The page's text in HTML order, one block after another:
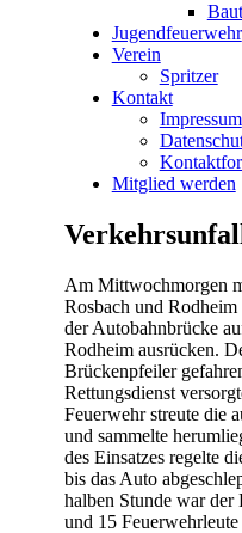
Jugendfeuerwehr
Verein
Spritzer
Kontakt
Impressum
Mitglied werden
Am Mittwochmorgen
Rosbach und
der Autobahnbrücke
Rodheim ausrücken.
Brückenpfeiler
Rettungsdienst
Feuerwehr streute die
und sammelte
des Einsatzes regelte
bis das Auto
halben Stunde war der
und 15 Feuerwehrleute